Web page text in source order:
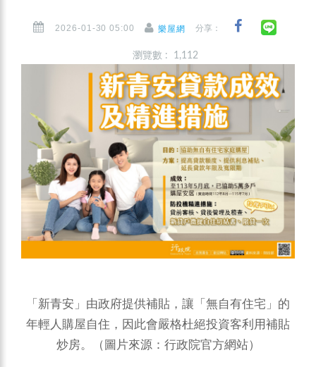
2026-01-30 05:00 樂屋網 分享：
瀏覽數 : 1,112
「新青安」由政府提供補貼，讓「無自有住宅」的
年輕人購屋自住，因此會嚴格杜絕投資客利用補貼
炒房。（圖片來源：行政院官方網站）